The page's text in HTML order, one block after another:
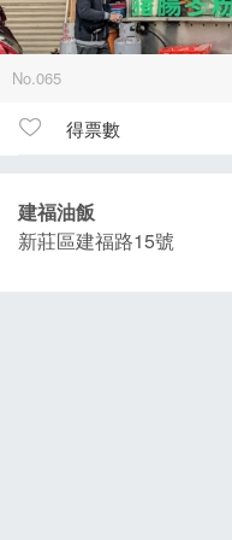
No.065
得票數
建福油飯
新莊區建福路15號